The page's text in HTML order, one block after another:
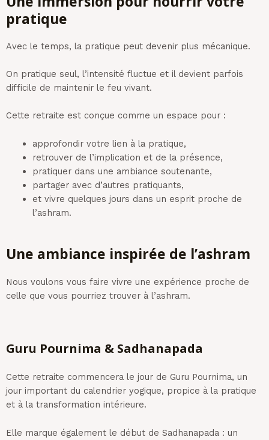
pratique
Avec le temps, la pratique peut devenir plus mécanique.
On pratique seul, l’intensité fluctue et il devient parfois
difficile de maintenir le feu vivant.
Cette retraite est conçue comme un espace pour :
approfondir votre lien à la pratique,
retrouver de l’implication et de la présence,
pratiquer dans une ambiance soutenante,
partager avec d’autres pratiquants,
et vivre quelques jours dans un esprit proche de
l’ashram.
Une ambiance inspirée de l’ashram
Nous voulons vous faire vivre une expérience proche de
celle que vous pourriez trouver à l’ashram.
Guru Pournima & Sadhanapada
Cette retraite commencera le jour de Guru Pournima, un
jour important du calendrier yogique, propice à la pratique
et à la transformation intérieure.
Elle marque également le début de Sadhanapada : un